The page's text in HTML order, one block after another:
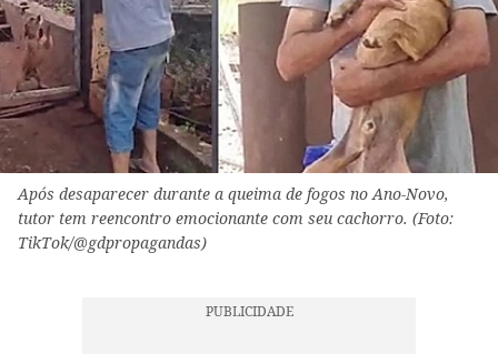
Após desaparecer durante a queima de fogos no Ano-Novo,
tutor tem reencontro emocionante com seu cachorro. (Foto:
TikTok/@gdpropagandas)